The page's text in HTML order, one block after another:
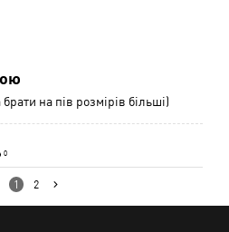
на пів розмірів більші)
0
1 2